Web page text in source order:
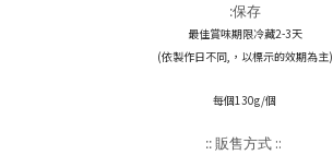
:保存
最佳賞味期限冷藏2-3天
(依製作日不同,，以標示的效期為主)
每個130g/個
:: 販售方式::